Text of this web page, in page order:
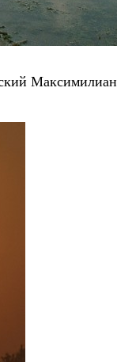
Максимилиан